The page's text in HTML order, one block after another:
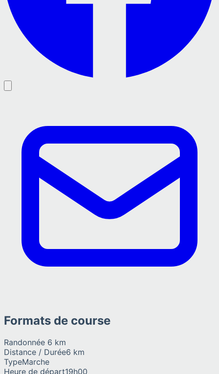
Formats de course
Randonnée 6 km
Distance / Durée6 km
TypeMarche
Heure de départ19h00